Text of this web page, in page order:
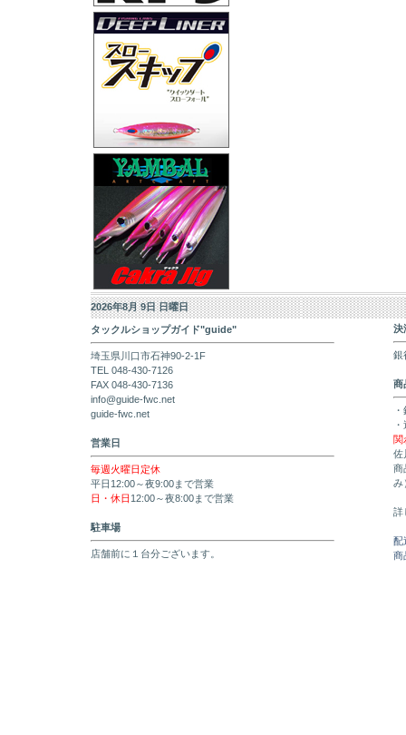
2026年8月 9日 日曜日
タックルショップガイド"guide"
埼玉県川口市石神90-2-1F
TEL 048-430-7126
FAX 048-430-7136
info@guide-fwc.net
guide-fwc.net
営業日
毎週火曜日定休
平日12:00～夜9:00まで営業
日・休日 12:00～夜8:00まで営業
駐車場
店舗前に１台分ございます。
決
銀
商
関
佐
商
み
詳
配
商